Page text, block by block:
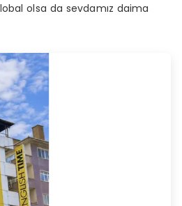
olsa da sevdamız daima